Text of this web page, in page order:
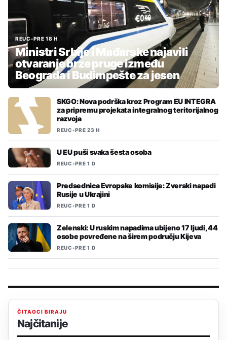
REUC•PRE 18 H
Ministri Srbije i Mađarske najavili
otvaranje brze pruge između
Beograda i Budimpešte za jesen
SKGO: Nova podrška kroz Program EU INTEGRA
za pripremu projekata integralnog teritorijalnog
razvoja
REUC•PRE 23 H
U EU puši svaka šesta osoba
REUC•PRE 1 D
Predsednica Evropske komisije: Zverski napadi
Rusije u Ukrajini
REUC•PRE 1 D
Zelenski: U ruskim napadima ubijeno 17 ljudi, 44
osobe povređene na širem području Kijeva
REUC•PRE 1 D
ČITAOCI BIRAJU
Najčitanije